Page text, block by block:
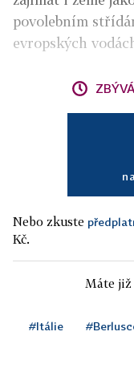
povolebním
evropských
Nebo zkuste
Kč.
Máte již
#Itálie